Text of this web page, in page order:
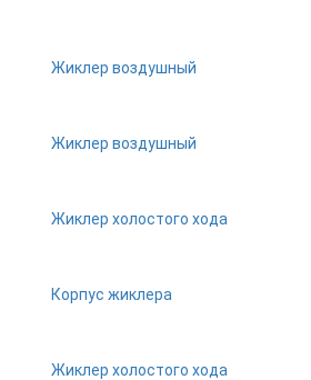
Жиклер воздушный
Жиклер воздушный
Жиклер холостого хода
Корпус жиклера
Жиклер холостого хода